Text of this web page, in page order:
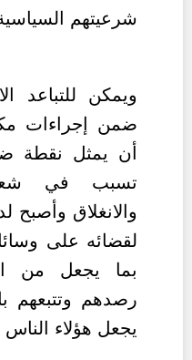
شرعيتهم
ويمكن للتباعد
ضمن إجراءات
أن يمثل نقطة
تسبب في
والانغلاق وأصبح
لقضائه على
بما يجعل من
رصدهم وتتبعهم
يجعل هؤلاء